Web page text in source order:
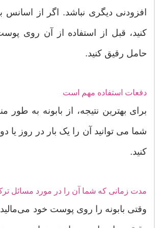
افزودنی دیگری نباشد. اگر از اسانس
کنید، قبل از استفاده از آن روی
حامل رقیق کنید.
دفعات استفاده مهم است
برای بهترین نتیجه، از بابونه به طور
شما می توانید آن را یک بار در روز یا
کنید.
مدت زمانی که شما آن را در مورد مسائل